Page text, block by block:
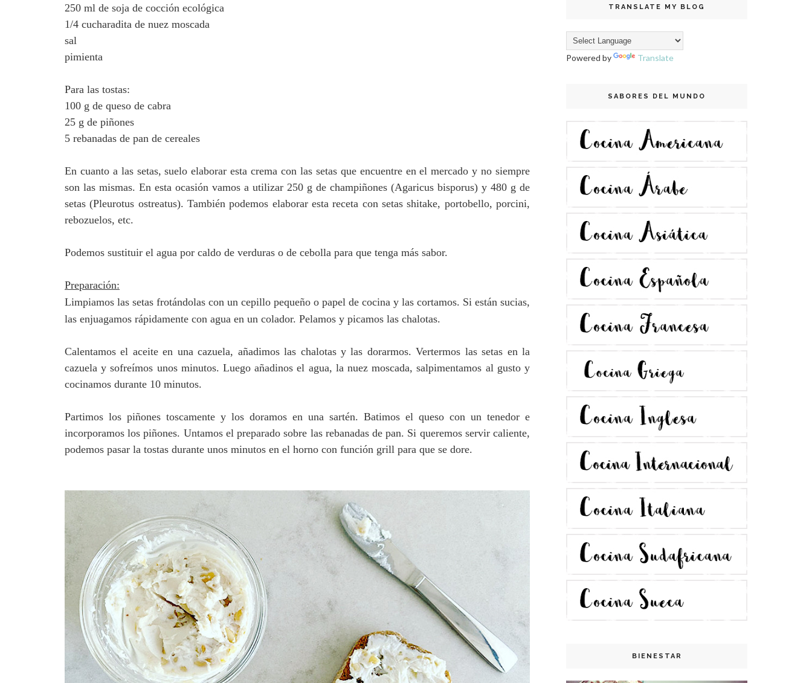
250 ml de soja de cocción ecológica
1/4 cucharadita de nuez moscada
sal
pimienta
Para las tostas:
100 g de queso de cabra
25 g de piñones
5 rebanadas de pan de cereales
En cuanto a las setas, suelo elaborar esta crema con las setas que encuentre en el mercado y no siempre
son las mismas. En esta ocasión vamos a utilizar 250 g de champiñones (Agaricus bisporus) y 480 g de
setas (Pleurotus ostreatus). También podemos elaborar esta receta con setas shitake, portobello, porcini,
rebozuelos, etc.
Podemos sustituir el agua por caldo de verduras o de cebolla para que tenga más sabor.
Preparación:
Limpiamos las setas frotándolas con un cepillo pequeño o papel de cocina y las cortamos. Si están sucias,
las enjuagamos rápidamente con agua en un colador. Pelamos y picamos las chalotas.
Calentamos el aceite en una cazuela, añadimos las chalotas y las dorarmos. Vertermos las setas en la
cazuela y sofreímos unos minutos. Luego añadinos el agua, la nuez moscada, salpimentamos al gusto y
cocinamos durante 10 minutos.
Partimos los piñones toscamente y los doramos en una sartén. Batimos el queso con un tenedor e
incorporamos los piñones. Untamos el preparado sobre las rebanadas de pan. Si queremos servir caliente,
podemos pasar la tostas durante unos minutos en el horno con función grill para que se dore.
TRANSLATE MY BLOG
Powered by Translate
SABORES DEL MUNDO
BIENESTAR